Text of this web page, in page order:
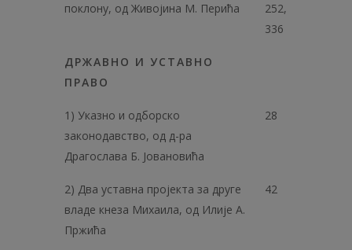
поклону, од Живојина М. Перића
252,
336
ДРЖАВНО И УСТАВНО
ПРАВО
1) Указно и одборско
законодавство, од д-ра
Драгослава Б. Јовановића
28
2) Два уставна пројекта за друге
владе кнеза Михаила, од Илије А.
Пржића
42